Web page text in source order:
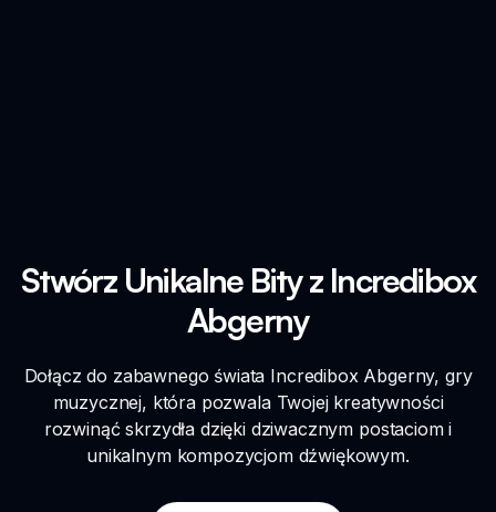
Stwórz Unikalne Bity z Incredibox
Abgerny
Dołącz do zabawnego świata Incredibox Abgerny, gry
muzycznej, która pozwala Twojej kreatywności
rozwinąć skrzydła dzięki dziwacznym postaciom i
unikalnym kompozycjom dźwiękowym.